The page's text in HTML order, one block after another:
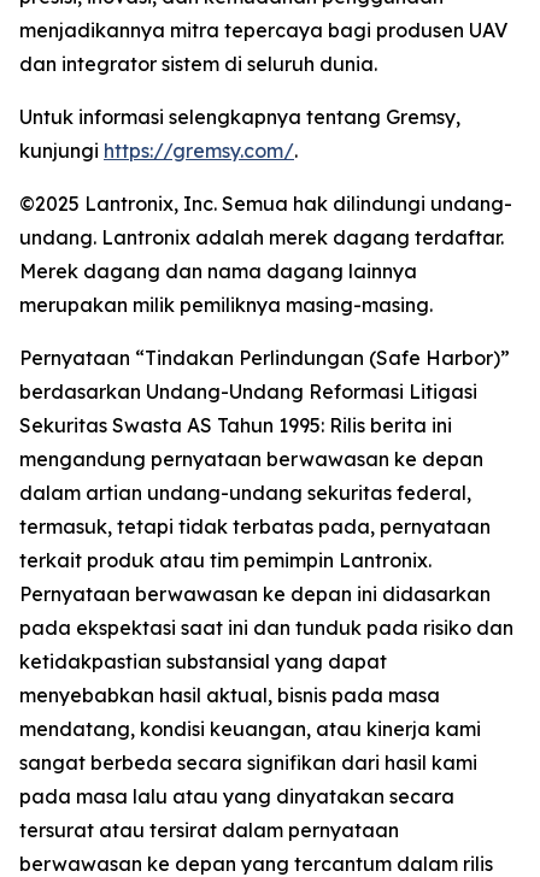
menjadikannya mitra tepercaya bagi produsen UAV
dan integrator sistem di seluruh dunia.
Untuk informasi selengkapnya tentang Gremsy,
kunjungi https://gremsy.com/.
©2025 Lantronix, Inc. Semua hak dilindungi undang-
undang. Lantronix adalah merek dagang terdaftar.
Merek dagang dan nama dagang lainnya
merupakan milik pemiliknya masing-masing.
Pernyataan “Tindakan Perlindungan (Safe Harbor)”
berdasarkan Undang-Undang Reformasi Litigasi
Sekuritas Swasta AS Tahun 1995: Rilis berita ini
mengandung pernyataan berwawasan ke depan
dalam artian undang-undang sekuritas federal,
termasuk, tetapi tidak terbatas pada, pernyataan
terkait produk atau tim pemimpin Lantronix.
Pernyataan berwawasan ke depan ini didasarkan
pada ekspektasi saat ini dan tunduk pada risiko dan
ketidakpastian substansial yang dapat
menyebabkan hasil aktual, bisnis pada masa
mendatang, kondisi keuangan, atau kinerja kami
sangat berbeda secara signifikan dari hasil kami
pada masa lalu atau yang dinyatakan secara
tersurat atau tersirat dalam pernyataan
berwawasan ke depan yang tercantum dalam rilis